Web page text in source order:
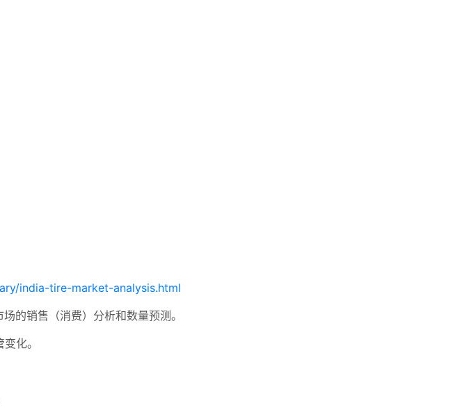
india-tire-market-analysis.html
的销售（消费）分析和数量预测。
化。